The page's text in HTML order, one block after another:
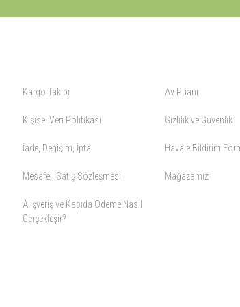
Kargo Takibi
Kişisel Veri Politikası
İade, Değişim, İptal
Mesafeli Satış Sözleşmesi
Alışveriş ve Kapıda Ödeme Nasıl
Gerçekleşir?
Av Puanı
Gizlilik ve Güvenlik
Havale Bildirim
Mağazamız